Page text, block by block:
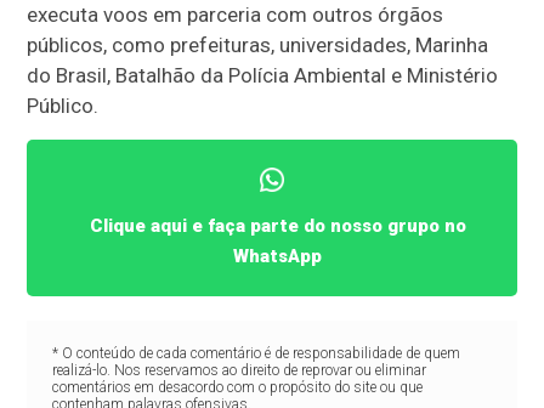
executa voos em parceria com outros órgãos
públicos, como prefeituras, universidades, Marinha
do Brasil, Batalhão da Polícia Ambiental e Ministério
Público.
Clique aqui e faça parte do nosso grupo no
WhatsApp
* O conteúdo de cada comentário é de responsabilidade de quem
realizá-lo. Nos reservamos ao direito de reprovar ou eliminar
comentários em desacordo com o propósito do site ou que
contenham palavras ofensivas.